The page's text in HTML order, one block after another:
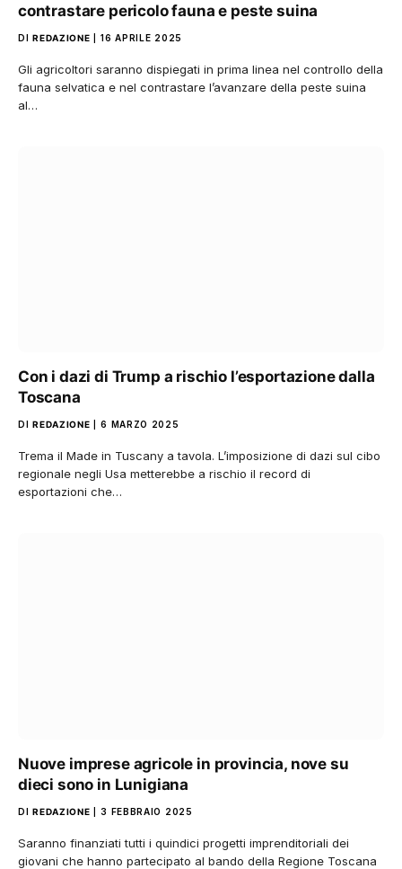
contrastare pericolo fauna e peste suina
DI REDAZIONE 16 APRILE 2025
Gli agricoltori saranno dispiegati in prima linea nel controllo della
fauna selvatica e nel contrastare l’avanzare della peste suina
al…
Con i dazi di Trump a rischio l’esportazione dalla
Toscana
DI REDAZIONE 6 MARZO 2025
Trema il Made in Tuscany a tavola. L’imposizione di dazi sul cibo
regionale negli Usa metterebbe a rischio il record di
esportazioni che…
Nuove imprese agricole in provincia, nove su
dieci sono in Lunigiana
DI REDAZIONE 3 FEBBRAIO 2025
Saranno finanziati tutti i quindici progetti imprenditoriali dei
giovani che hanno partecipato al bando della Regione Toscana